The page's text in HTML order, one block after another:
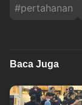
#pertahanan
Baca Juga